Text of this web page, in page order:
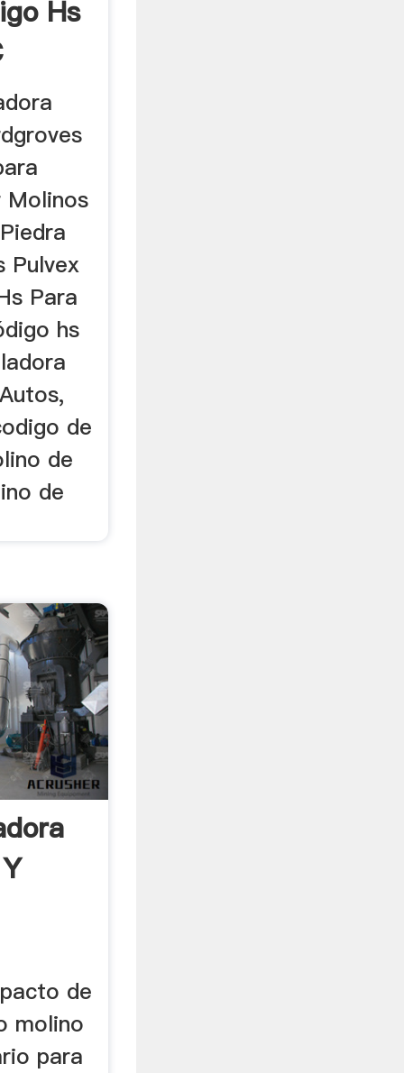
Hs
Molinos
Pulvex
Para
hs
de
de
de
de
molino
para